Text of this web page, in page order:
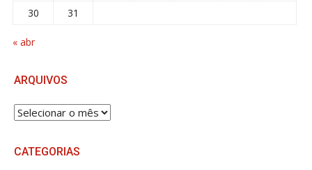
30
31
« abr
ARQUIVOS
ARQUIVOS
CATEGORIAS